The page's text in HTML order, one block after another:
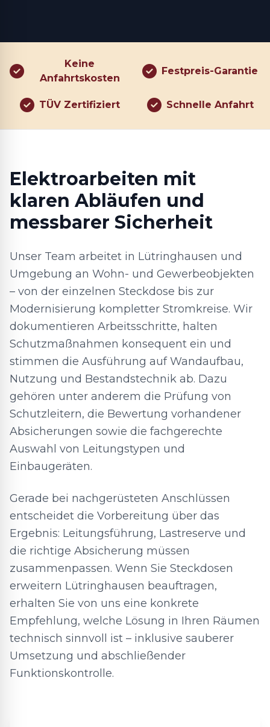
Keine
Anfahrtskosten
Festpreis-Garantie
TÜV Zertifiziert Schnelle Anfahrt
Elektroarbeiten mit
klaren Abläufen und
messbarer Sicherheit
Unser Team arbeitet in Lütringhausen und
Umgebung an Wohn- und Gewerbeobjekten
– von der einzelnen Steckdose bis zur
Modernisierung kompletter Stromkreise. Wir
dokumentieren Arbeitsschritte, halten
Schutzmaßnahmen konsequent ein und
stimmen die Ausführung auf Wandaufbau,
Nutzung und Bestandstechnik ab. Dazu
gehören unter anderem die Prüfung von
Schutzleitern, die Bewertung vorhandener
Absicherungen sowie die fachgerechte
Auswahl von Leitungstypen und
Einbaugeräten.
Gerade bei nachgerüsteten Anschlüssen
entscheidet die Vorbereitung über das
Ergebnis: Leitungsführung, Lastreserve und
die richtige Absicherung müssen
zusammenpassen. Wenn Sie Steckdosen
erweitern Lütringhausen beauftragen,
erhalten Sie von uns eine konkrete
Empfehlung, welche Lösung in Ihren Räumen
technisch sinnvoll ist – inklusive sauberer
Umsetzung und abschließender
Funktionskontrolle.